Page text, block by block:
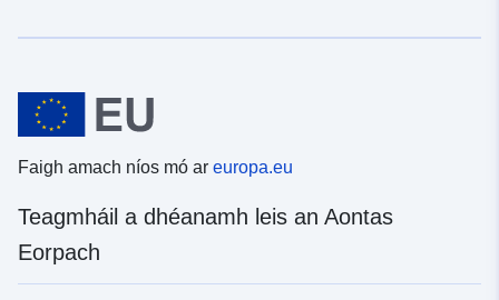
Faigh amach níos mó ar europa.eu
Teagmháil a dhéanamh leis an Aontas
Eorpach